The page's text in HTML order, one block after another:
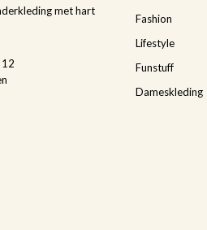
met hart
Fashion
Lifestyle
Funstuff
Dameskleding